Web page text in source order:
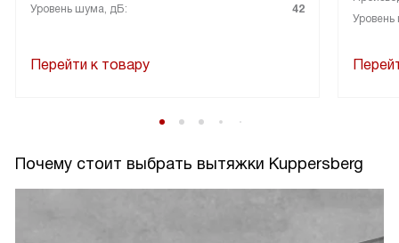
Уровень шума, дБ:
42
Перейти к товару
Почему стоит выбрать вытяжки Kuppersberg